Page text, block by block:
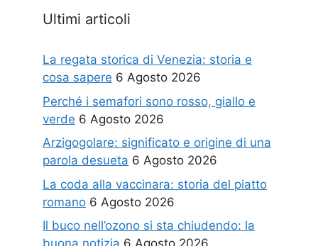
Ultimi articoli
La regata storica di Venezia: storia e
cosa sapere 6 Agosto 2026
Perché i semafori sono rosso, giallo e
verde 6 Agosto 2026
Arzigogolare: significato e origine di una
parola desueta 6 Agosto 2026
La coda alla vaccinara: storia del piatto
romano 6 Agosto 2026
Il buco nell’ozono si sta chiudendo: la